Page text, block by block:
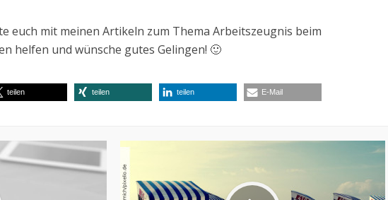
euch mit meinen Artikeln zum Thema Arbeitszeugnis beim
helfen und wünsche gutes Gelingen! 🙂
teilen teilen teilen E-Mail